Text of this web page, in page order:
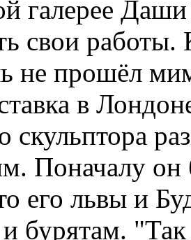
галерее
свои
не прошёл
в
скульптора
Поначалу
его львы и
бурятам. "Так